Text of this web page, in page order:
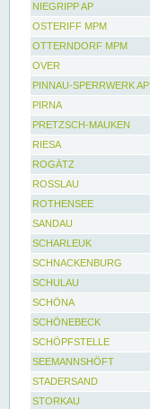
NIEGRIPP AP
OSTERIFF MPM
OTTERNDORF MPM
OVER
PINNAU-SPERRWERK AP
PIRNA
PRETZSCH-MAUKEN
RIESA
ROGÄTZ
ROSSLAU
ROTHENSEE
SANDAU
SCHARLEUK
SCHNACKENBURG
SCHULAU
SCHÖNA
SCHÖNEBECK
SCHÖPFSTELLE
SEEMANNSHÖFT
STADERSAND
STORKAU